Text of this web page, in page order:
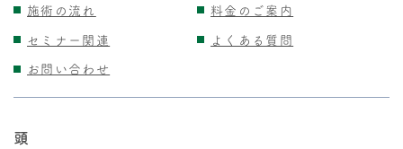
施術の流れ
料金のご案内
セミナー関連
よくある質問
お問い合わせ
頭